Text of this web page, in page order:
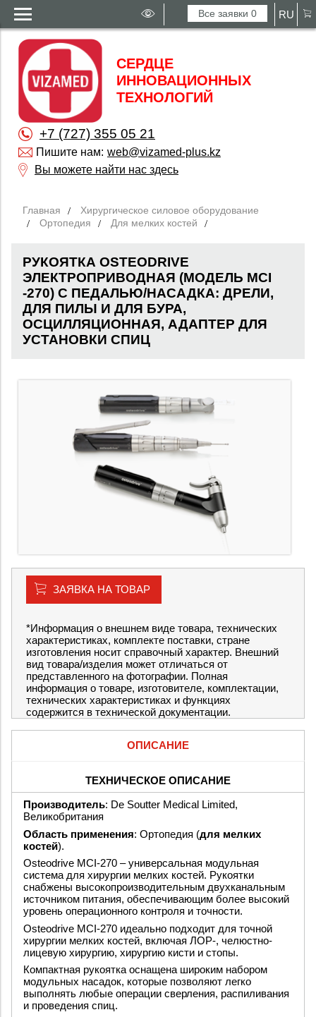
Все заявки0 RU
СЕРДЦЕ
ИННОВАЦИОННЫХ
ТЕХНОЛОГИЙ
+7 (727) 355 05 21
Пишите нам: web@vizamed-plus.kz
Вы можете найти нас здесь
Главная
Хирургическое силовое оборудование
Ортопедия
Для мелких костей
РУКОЯТКА OSTEODRIVE
ЭЛЕКТРОПРИВОДНАЯ (МОДЕЛЬ MCI
-270) С ПЕДАЛЬЮ/НАСАДКА: ДРЕЛИ,
ДЛЯ ПИЛЫ И ДЛЯ БУРА,
ОСЦИЛЛЯЦИОННАЯ, АДАПТЕР ДЛЯ
УСТАНОВКИ СПИЦ
ЗАЯВКА НА ТОВАР
*Информация о внешнем виде товара, технических
характеристиках, комплекте поставки, стране
изготовления носит справочный характер. Внешний
вид товара/изделия может отличаться от
представленного на фотографии. Полная
информация о товаре, изготовителе, комплектации,
технических характеристиках и функциях
содержится в технической документации.
ОПИСАНИЕ
ТЕХНИЧЕСКОЕ ОПИСАНИЕ
Производитель: De Soutter Medical Limited,
Великобритания
Область применения: Ортопедия (для мелких
костей).
Osteodrive MCI-270 – универсальная модульная
система для хирургии мелких костей. Рукоятки
снабжены высокопроизводительным двухканальным
источником питания, обеспечивающим более высокий
уровень операционного контроля и точности.
Osteodrive MCI-270 идеально подходит для точной
хирургии мелких костей, включая ЛОР-, челюстно-
лицевую хирургию, хирургию кисти и стопы.
Компактная рукоятка оснащена широким набором
модульных насадок, которые позволяют легко
выполнять любые операции сверления, распиливания
и проведения спиц.